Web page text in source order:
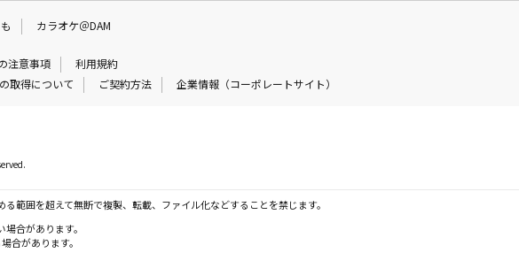
カラオケ＠DAM
注意事項
利用規約
取得について ご契約方法 企業情報（コーポレートサイト）
範囲を超えて無断で複製、転載、ファイル化などすることを禁じます。
合があります。
合があります。